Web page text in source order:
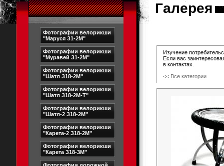
Фотографии велорикши
"Маруся З1-2М"
Фотографии велорикши
"Муравей З1-2М"
Фотографии велорикши
"Шатл З18-2М"
Фотографии велорикши
"Шатл З18-2М-Т"
Фотографии велорикши
"Шатл-2 З18-2М"
Фотографии велорикши
"Карета-2 З18-2М"
Фотографии велорикши
"Карета З18-3М"
Галерея
Изучение
Если вас
в контактах.
<< Все категории